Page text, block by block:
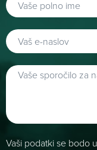
Vaši podatki se bodo